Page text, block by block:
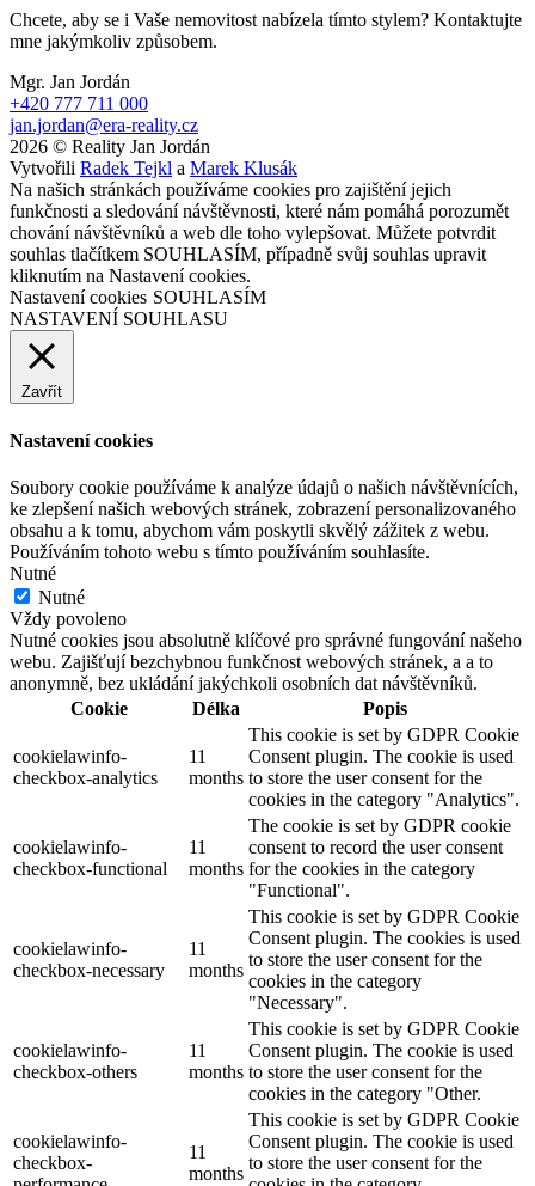
Chcete, aby se i Vaše nemovitost nabízela tímto stylem? Kontaktujte
mne jakýmkoliv způsobem.
Mgr. Jan Jordán
+420 777 711 000
jan.jordan@era-reality.cz
2026 © Reality Jan Jordán
Vytvořili Radek Tejkl a Marek Klusák
Na našich stránkách používáme cookies pro zajištění jejich
funkčnosti a sledování návštěvnosti, které nám pomáhá porozumět
chování návštěvníků a web dle toho vylepšovat. Můžete potvrdit
souhlas tlačítkem SOUHLASÍM, případně svůj souhlas upravit
kliknutím na Nastavení cookies.
Nastavení cookies SOUHLASÍM
NASTAVENÍ SOUHLASU
Zavřít
Nastavení cookies
Soubory cookie používáme k analýze údajů o našich návštěvnících,
ke zlepšení našich webových stránek, zobrazení personalizovaného
obsahu a k tomu, abychom vám poskytli skvělý zážitek z webu.
Používáním tohoto webu s tímto používáním souhlasíte.
Nutné
Nutné
Vždy povoleno
Nutné cookies jsou absolutně klíčové pro správné fungování našeho
webu. Zajišťují bezchybnou funkčnost webových stránek, a a to
anonymně, bez ukládání jakýchkoli osobních dat návštěvníků.
Cookie
Délka Popis
cookielawinfo-
checkbox-analytics
11
months
This cookie is set by GDPR Cookie
Consent plugin. The cookie is used
to store the user consent for the
cookies in the category "Analytics".
cookielawinfo-
checkbox-functional
11
months
The cookie is set by GDPR cookie
consent to record the user consent
for the cookies in the category
"Functional".
cookielawinfo-
checkbox-necessary
11
months
This cookie is set by GDPR Cookie
Consent plugin. The cookies is used
to store the user consent for the
cookies in the category
"Necessary".
cookielawinfo-
checkbox-others
11
months
This cookie is set by GDPR Cookie
Consent plugin. The cookie is used
to store the user consent for the
cookies in the category "Other.
cookielawinfo-
checkbox-
11
months
This cookie is set by GDPR Cookie
Consent plugin. The cookie is used
to store the user consent for the